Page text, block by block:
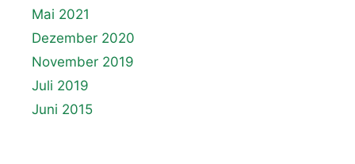
Mai 2021
Dezember 2020
November 2019
Juli 2019
Juni 2015